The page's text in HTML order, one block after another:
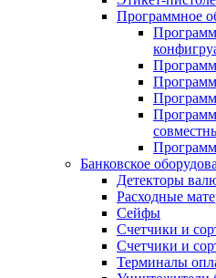
Программное
Банковское
Детекторы
Расходные
Сейфы
Счетчики и
Счетчики и
Терминалы